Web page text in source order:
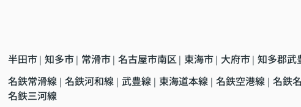
半田市 | 知多市 | 常滑市 | 名古屋市南区 | 東海市 | 大府市 | 知多郡武
名鉄常滑線 | 名鉄河和線 | 武豊線 | 東海道本線 | 名鉄空港線 | 名鉄
名鉄三河線